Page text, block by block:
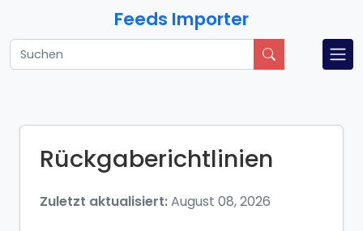
Feeds Importer
Rückgaberichtlinien
Zuletzt aktualisiert:August 08, 2026